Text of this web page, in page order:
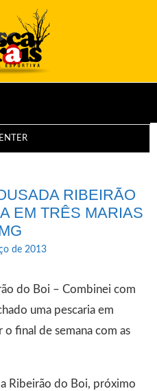
RIBEIRÃO
EM TRÊS MARIAS
de 2013
do Boi – Combinei com
uma pescaria em
final de semana com as
Ribeirão do Boi, próximo